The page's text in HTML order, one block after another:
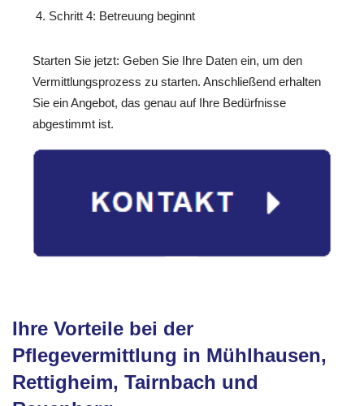
Schritt 4: Betreuung beginnt
Starten Sie jetzt: Geben Sie Ihre Daten ein, um den
Vermittlungsprozess zu starten. Anschließend erhalten
Sie ein Angebot, das genau auf Ihre Bedürfnisse
abgestimmt ist.
Ihre Vorteile bei der
Pflegevermittlung in Mühlhausen,
Rettigheim, Tairnbach und